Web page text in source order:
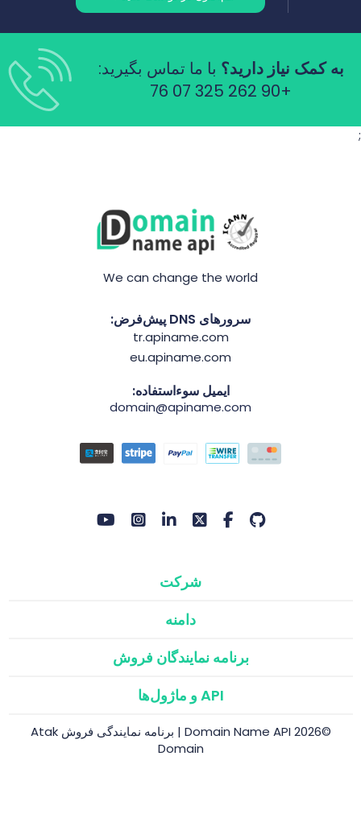
به کمک نیاز دارید؟ با ما تماس بگیرید:
+90 262 325 07 76
;
We can change the world
سرورهای DNS پیش‌فرض:
tr.apiname.com
eu.apiname.com
ایمیل سوءاستفاده:
domain@apiname.com
شرکت
دامنه
برنامه نمایندگان فروش
API و ماژول‌ها
©2026 Domain Name API | برنامه نمایندگی فروش Atak
Domain